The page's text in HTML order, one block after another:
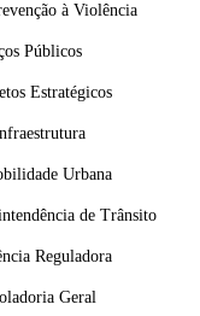
à Violência
Públicos
Estratégicos
Urbana
de Trânsito
Reguladora
Geral